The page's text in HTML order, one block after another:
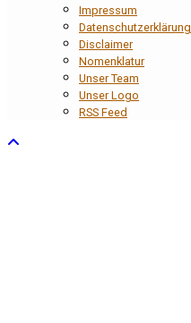
Impressum
Datenschutzerklärung
Disclaimer
Nomenklatur
Unser Team
Unser Logo
RSS Feed